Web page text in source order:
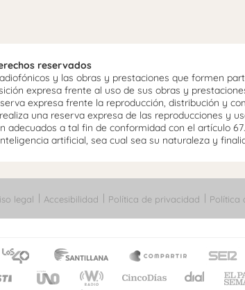
reservados
y las obras y prestaciones que formen
expresa frente al uso de sus obras y
expresa frente la reproducción, distribución y
una reserva expresa de las reproducciones y
a tal fin de conformidad con el artículo
artificial, sea cual sea su naturaleza y
legal Accesibilidad Política de privacidad Política